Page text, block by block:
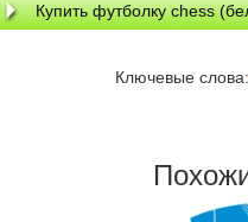
Купить футболку chess
Ключевые слова: